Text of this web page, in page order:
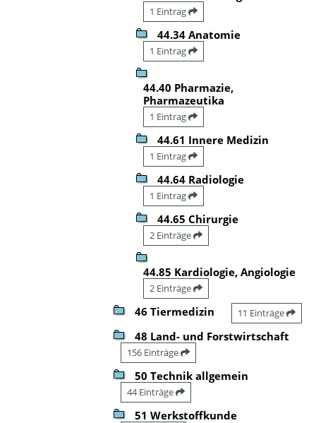
1 Eintrag
44.34 Anatomie
1 Eintrag
44.40 Pharmazie,
Pharmazeutika
1 Eintrag
44.61 Innere Medizin
1 Eintrag
44.64 Radiologie
1 Eintrag
44.65 Chirurgie
2 Einträge
44.85 Kardiologie, Angiologie
2 Einträge
46 Tiermedizin 11 Einträge
48 Land- und Forstwirtschaft
156 Einträge
50 Technik allgemein
44 Einträge
51 Werkstoffkunde